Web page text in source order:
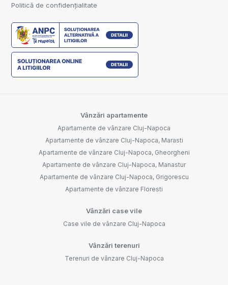
Politică de confidențialitate
Vânzări apartamente
Apartamente de vânzare Cluj-Napoca
Apartamente de vânzare Cluj-Napoca, Marasti
Apartamente de vânzare Cluj-Napoca, Gheorgheni
Apartamente de vânzare Cluj-Napoca, Manastur
Apartamente de vânzare Cluj-Napoca, Grigorescu
Apartamente de vânzare Floresti
Vânzări case vile
Case vile de vânzare Cluj-Napoca
Vânzări terenuri
Terenuri de vânzare Cluj-Napoca